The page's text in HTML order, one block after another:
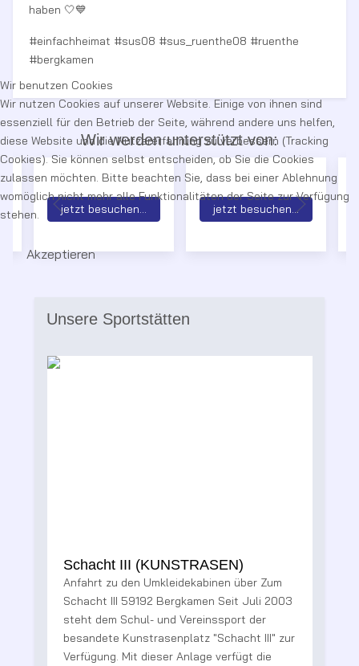
haben 🤍💙
#einfachheimat #sus08 #sus_ruenthe08 #ruenthe
#bergkamen
Wir werden unterstützt von:
jetzt besuchen... jetzt besuchen...
Unsere Sportstätten
Schacht III (KUNSTRASEN)
Anfahrt zu den Umkleidekabinen über Zum
Schacht III 59192 Bergkamen Seit Juli 2003
steht dem Schul- und Vereinssport der
besandete Kunstrasenplatz "Schacht III" zur
Verfügung. Mit dieser Anlage verfügt die
Wir benutzen Cookies
Wir nutzen Cookies auf unserer Website. Einige von ihnen sind
essenziell für den Betrieb der Seite, während andere uns helfen,
diese Website und die Nutzererfahrung zu verbessern (Tracking
Cookies). Sie können selbst entscheiden, ob Sie die Cookies
zulassen möchten. Bitte beachten Sie, dass bei einer Ablehnung
womöglich nicht mehr alle Funktionalitäten der Seite zur Verfügung
stehen.
Akzeptieren